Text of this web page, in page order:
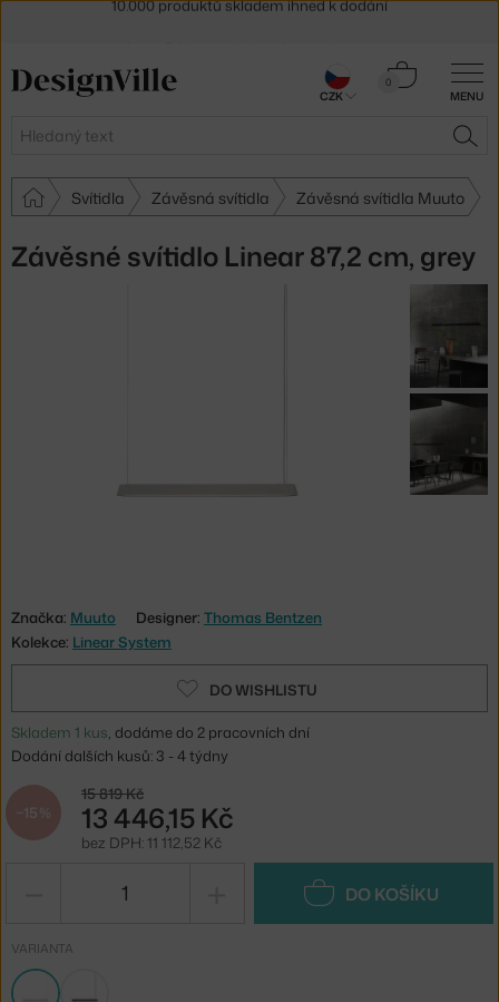
MENU
Hledat
0
Košík
Svítidla Závěsná svítidla Závěsná svítidla Muuto
Závěsné svítidlo Linear 87,2 cm, grey
Značka: Muuto Designer: Thomas Bentzen
Kolekce: Linear System
DO WISHLISTU
Skladem 1 kus, dodáme do 2 pracovních dní
Dodání dalších kusů: 3 - 4 týdny
−15 %
15 819 Kč
13 446,15 Kč
bez DPH: 11 112,52 Kč
DO KOŠÍKU
VARIANTA
30 dní na vrácení zboží
CZK